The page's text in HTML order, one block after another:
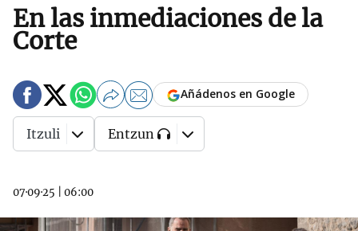
En las inmediaciones de la
Corte
07·09·25 06:00
Añádenos en Google
Itzuli Entzun